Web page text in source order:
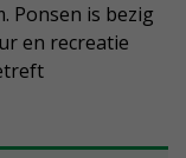
Ponsen is bezig
en recreatie